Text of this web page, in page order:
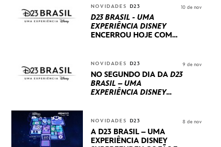
NOVIDADES D23
D23 BRASIL - UMA
EXPERIÊNCIA DISNEY
ENCERROU HOJE COM
INTERNACIONAIS E
PRODUÇÕES BRASILEIRAS
10 de nov
NOVIDADES D23
NO SEGUNDO DIA DA D23
BRASIL – UMA
EXPERIÊNCIA DISNEY
STUDIOS REVELARAM
PRÉVIAS E NOVIDADES
DOS SEUS PRÓXIMOS
9 de nov
NOVIDADES D23
A D23 BRASIL – UMA
EXPERIÊNCIA DISNEY
8 de nov